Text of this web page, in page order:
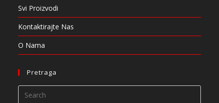
Svi Proizvodi
Kontaktirajte Nas
O Nama
Pretraga